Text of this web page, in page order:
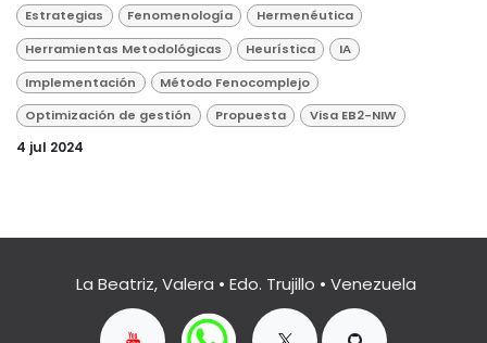
Estrategias
Fenomenología
Hermenéutica
Herramientas Metodológicas
Heurística
IA
Implementación
Método Fenocomplejo
Optimización de gestión
Propuesta Visa EB2-NIW
4 jul 2024
La Beatriz, Valera • Edo. Trujillo • Venezuela